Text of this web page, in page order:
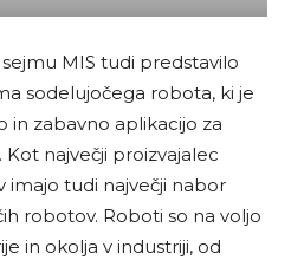
MIS tudi predstavilo
sodelujočega robota, ki je
in zabavno aplikacijo za
največji proizvajalec
imajo tudi največji nabor
robotov. Roboti so na voljo
in okolja v industriji, od